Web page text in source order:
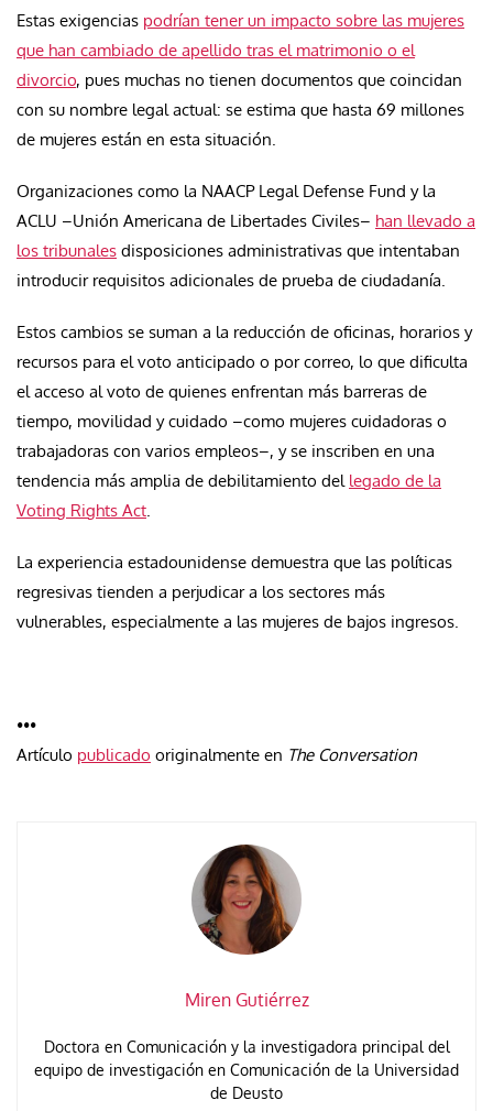
Estas exigencias podrían tener un impacto sobre las mujeres
que han cambiado de apellido tras el matrimonio o el
divorcio, pues muchas no tienen documentos que coincidan
con su nombre legal actual: se estima que hasta 69 millones
de mujeres están en esta situación.
Organizaciones como la NAACP Legal Defense Fund y la
ACLU –Unión Americana de Libertades Civiles– han llevado a
los tribunales disposiciones administrativas que intentaban
introducir requisitos adicionales de prueba de ciudadanía.
Estos cambios se suman a la reducción de oficinas, horarios y
recursos para el voto anticipado o por correo, lo que dificulta
el acceso al voto de quienes enfrentan más barreras de
tiempo, movilidad y cuidado –como mujeres cuidadoras o
trabajadoras con varios empleos–, y se inscriben en una
tendencia más amplia de debilitamiento del legado de la
Voting Rights Act
La experiencia estadounidense demuestra que las políticas
regresivas tienden a perjudicar a los sectores más
vulnerables, especialmente a las mujeres de bajos ingresos.
•••
Artículo publicado originalmente en The Conversation
Miren Gutiérrez
Doctora en Comunicación y la investigadora principal del
equipo de investigación en Comunicación de la Universidad
de Deusto